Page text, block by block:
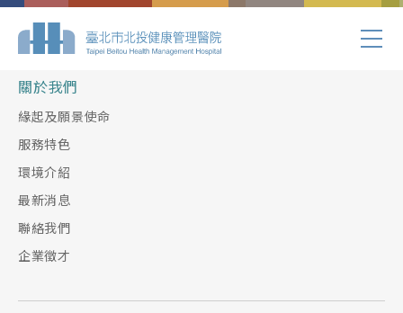
Index.php
關於我們
緣起及願景使命
服務特色
環境介紹
最新消息
聯絡我們
企業徵才